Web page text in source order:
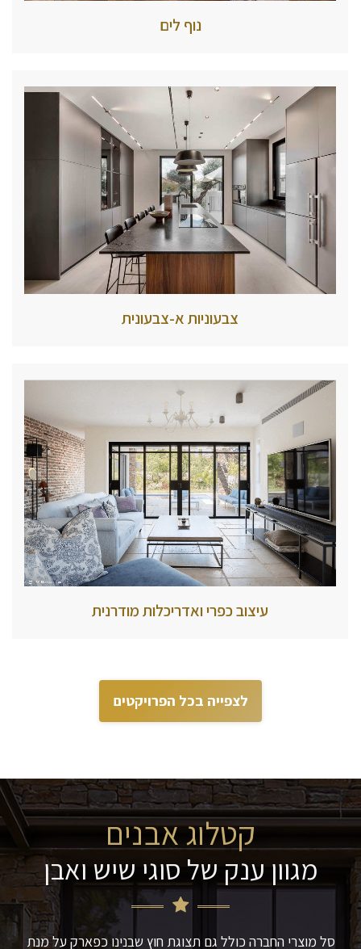
נוף לים
צבעוניות א-צבעונית
עיצוב כפרי ואדריכלות מודרנית
לצפייה בכל הפרויקטים
קטלוג אבנים
מגוון ענק של סוגי שיש ואבן
סל מוצרי החברה כולל גם תצוגת חוץ שבנינו כפארק על מנת